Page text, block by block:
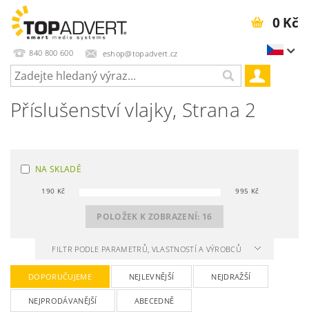
840 800 600 eshop@topadvert.cz
0 Kč
Příslušenství vlajky, Strana 2
NA SKLADĚ
190 Kč 995 Kč
POLOŽEK K ZOBRAZENÍ: 16
FILTR PODLE PARAMETRŮ, VLASTNOSTÍ A VÝROBCŮ
DOPORUČUJEME NEJLEVNĚJŠÍ NEJDRAŽŠÍ
NEJPRODÁVANĚJŠÍ ABECEDNĚ